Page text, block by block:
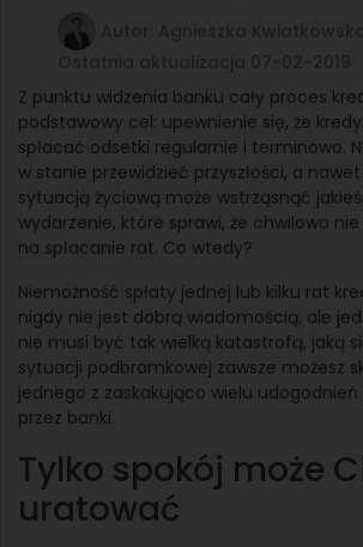
Z punktu widzenia banku cały proces
podstawowy cel: upewnienie się, że
spłacać odsetki regularnie i terminowo.
w stanie przewidzieć przyszłości, a
sytuacją życiową może wstrząsnąć
wydarzenie, które sprawi, że chwilowo
na spłacanie rat. Co wtedy?
Niemożność spłaty jednej lub kilku rat
nigdy nie jest dobrą wiadomością, ale
nie musi być tak wielką katastrofą, jaką
sytuacji podbramkowej zawsze możesz
jednego z zaskakująco wielu
przez banki.
Tylko spokój może
uratować